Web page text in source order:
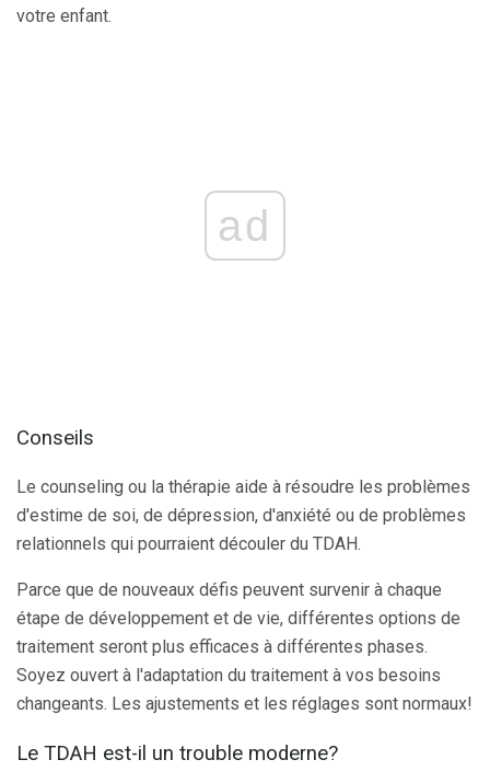
votre enfant.
ad
Conseils
Le counseling ou la thérapie aide à résoudre les problèmes
d'estime de soi, de dépression, d'anxiété ou de problèmes
relationnels qui pourraient découler du TDAH.
Parce que de nouveaux défis peuvent survenir à chaque
étape de développement et de vie, différentes options de
traitement seront plus efficaces à différentes phases.
Soyez ouvert à l'adaptation du traitement à vos besoins
changeants. Les ajustements et les réglages sont normaux!
Le TDAH est-il un trouble moderne?